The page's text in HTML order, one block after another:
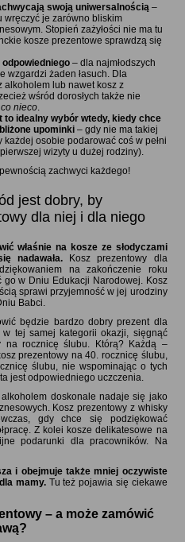
swoją uniwersalnością –
wręczyć je zarówno bliskim
Stopień zażyłości nie ma tu
kosze prezentowe sprawdzą się
– dla najmłodszych
wzgardzi żaden łasuch. Dla
alkoholem lub nawet kosz z
wśród dorosłych także nie
nieco
to idealny wybór wtedy, kiedy chce
upominki – gdy nie ma takiej
osobie podarować coś w pełni
wizyty u dużej rodziny).
zachwyci każdego!
jest dobry, by
dla niej i dla niego
właśnie na kosze ze słodyczami
nadawała.Kosz prezentowy dla
na zakończenie roku
w Dniu Edukacji Narodowej. Kosz
sprawi przyjemność w jej urodziny
Babci.
będzie bardzo dobry prezent dla
w tej samej kategorii okazji, sięgnąć
na rocznicę ślubu. Którą? Każdą –
prezentowy na 40. rocznicę ślubu,
ślubu, nie wspominając o tych
jest odpowiedniego uczczenia.
doskonale nadaje się jako
Kosz prezentowy z whisky
gdy chce się podziękować
Z kolei kosze delikatesowe na
podarunki dla pracowników. Na
i obejmuje także mniej oczywiste
mamy.Tu też pojawia się ciekawe
– a może zamówić